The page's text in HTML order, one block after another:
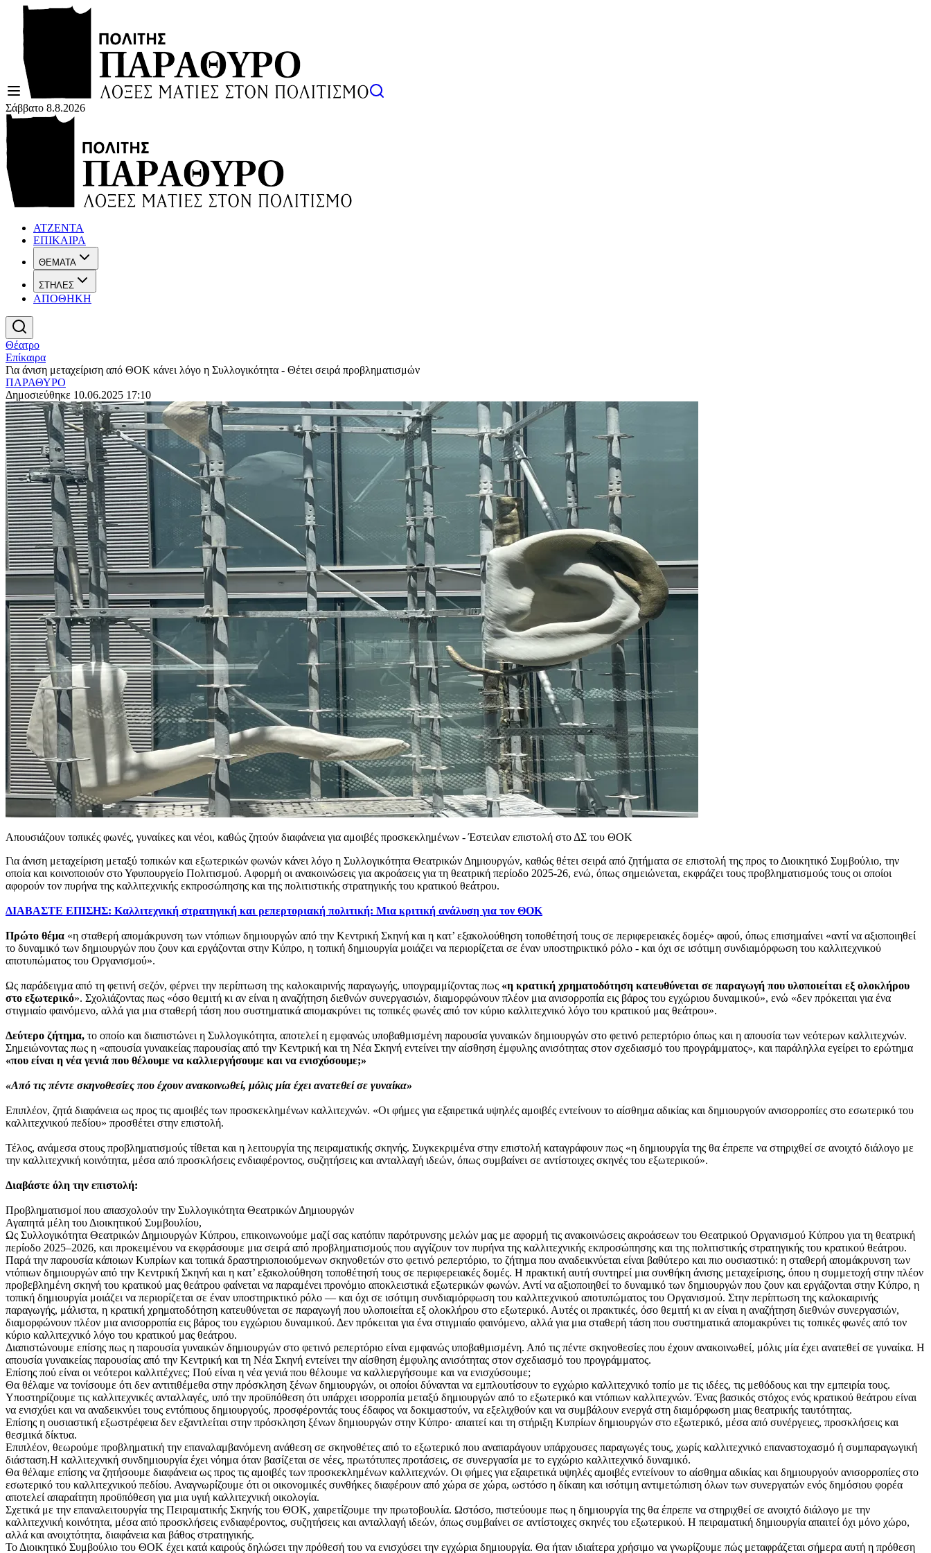
Σάββατο 8.8.2026
ΑΤΖΕΝΤΑ
ΕΠΙΚΑΙΡΑ
ΘΕΜΑΤΑ
ΣΤΗΛΕΣ
ΑΠΟΘΗΚΗ
Θέατρο
Επίκαιρα
Για άνιση μεταχείριση από ΘΟΚ κάνει λόγο η Συλλογικότητα - Θέτει σειρά προβληματισμών
ΠΑΡΑΘΥΡΟ
Δημοσιεύθηκε 10.06.2025 17:10
Απουσιάζουν τοπικές φωνές, γυναίκες και νέοι, καθώς ζητούν διαφάνεια για αμοιβές προσκεκλημένων - Έστειλαν επιστολή στο ΔΣ του ΘΟΚ
Για άνιση μεταχείριση μεταξύ τοπικών και εξωτερικών φωνών κάνει λόγο η Συλλογικότητα Θεατρικών Δημιουργών, καθώς θέτει σειρά από ζητήματα σε επιστολή της προς το Διοικητικό Συμβούλιο, την
οποία και κοινοποιούν στο Υφυπουργείο Πολιτισμού. Αφορμή οι ανακοινώσεις για ακροάσεις για τη θεατρική περίοδο 2025-26, ενώ, όπως σημειώνεται, εκφράζει τους προβληματισμούς τους οι οποίοι
αφορούν τον πυρήνα της καλλιτεχνικής εκπροσώπησης και της πολιτιστικής στρατηγικής του κρατικού θεάτρου.
ΔΙΑΒΑΣΤΕ ΕΠΙΣΗΣ: Καλλιτεχνική στρατηγική και ρεπερτοριακή πολιτική: Μια κριτική ανάλυση για τον ΘΟΚ
Πρώτο θέμα «η σταθερή απομάκρυνση των ντόπιων δημιουργών από την Κεντρική Σκηνή και η κατ’ εξακολούθηση τοποθέτησή τους σε περιφερειακές δομές» αφού, όπως επισημαίνει «αντί να αξιοποιηθεί
το δυναμικό των δημιουργών που ζουν και εργάζονται στην Κύπρο, η τοπική δημιουργία μοιάζει να περιορίζεται σε έναν υποστηρικτικό ρόλο - και όχι σε ισότιμη συνδιαμόρφωση του καλλιτεχνικού
αποτυπώματος του Οργανισμού».
Ως παράδειγμα από τη φετινή σεζόν, φέρνει την περίπτωση της καλοκαιρινής παραγωγής, υπογραμμίζοντας πως «η κρατική χρηματοδότηση κατευθύνεται σε παραγωγή που υλοποιείται εξ ολοκλήρου
στο εξωτερικό». Σχολιάζοντας πως «όσο θεμιτή κι αν είναι η αναζήτηση διεθνών συνεργασιών, διαμορφώνουν πλέον μια ανισορροπία εις βάρος του εγχώριου δυναμικού», ενώ «δεν πρόκειται για ένα
στιγμιαίο φαινόμενο, αλλά για μια σταθερή τάση που συστηματικά απομακρύνει τις τοπικές φωνές από τον κύριο καλλιτεχνικό λόγο του κρατικού μας θεάτρου».
Δεύτερο ζήτημα, το οποίο και διαπιστώνει η Συλλογικότητα, αποτελεί η εμφανώς υποβαθμισμένη παρουσία γυναικών δημιουργών στο φετινό ρεπερτόριο όπως και η απουσία των νεότερων καλλιτεχνών.
Σημειώνοντας πως η «απουσία γυναικείας παρουσίας από την Κεντρική και τη Νέα Σκηνή εντείνει την αίσθηση έμφυλης ανισότητας στον σχεδιασμό του προγράμματος», και παράληλλα εγείρει το ερώτημα
«που είναι η νέα γενιά που θέλουμε να καλλιεργήσουμε και να ενισχύσουμε;»
«Από τις πέντε σκηνοθεσίες που έχουν ανακοινωθεί, μόλις μία έχει ανατεθεί σε γυναίκα»
Επιπλέον, ζητά διαφάνεια ως προς τις αμοιβές των προσκεκλημένων καλλιτεχνών. «Οι φήμες για εξαιρετικά υψηλές αμοιβές εντείνουν το αίσθημα αδικίας και δημιουργούν ανισορροπίες στο εσωτερικό του
καλλιτεχνικού πεδίου» προσθέτει στην επιστολή.
Τέλος, ανάμεσα στους προβληματισμούς τίθεται και η λειτουργία της πειραματικής σκηνής. Συγκεκριμένα στην επιστολή καταγράφουν πως «η δημιουργία της θα έπρεπε να στηριχθεί σε ανοιχτό διάλογο με
την καλλιτεχνική κοινότητα, μέσα από προσκλήσεις ενδιαφέροντος, συζητήσεις και ανταλλαγή ιδεών, όπως συμβαίνει σε αντίστοιχες σκηνές του εξωτερικού».
Διαβάστε όλη την επιστολή:
Προβληματισμοί που απασχολούν την Συλλογικότητα Θεατρικών Δημιουργών
Αγαπητά μέλη του Διοικητικού Συμβουλίου,
Ως Συλλογικότητα Θεατρικών Δημιουργών Κύπρου, επικοινωνούμε μαζί σας κατόπιν παρότρυνσης μελών μας με αφορμή τις ανακοινώσεις ακροάσεων του Θεατρικού Οργανισμού Κύπρου για τη θεατρική
περίοδο 2025–2026, και προκειμένου να εκφράσουμε μια σειρά από προβληματισμούς που αγγίζουν τον πυρήνα της καλλιτεχνικής εκπροσώπησης και της πολιτιστικής στρατηγικής του κρατικού θεάτρου.
Παρά την παρουσία κάποιων Κυπρίων και τοπικά δραστηριοποιούμενων σκηνοθετών στο φετινό ρεπερτόριο, το ζήτημα που αναδεικνύεται είναι βαθύτερο και πιο ουσιαστικό: η σταθερή απομάκρυνση των
ντόπιων δημιουργών από την Κεντρική Σκηνή και η κατ’ εξακολούθηση τοποθέτησή τους σε περιφερειακές δομές. Η πρακτική αυτή συντηρεί μια συνθήκη άνισης μεταχείρισης, όπου η συμμετοχή στην πλέον
προβεβλημένη σκηνή του κρατικού μας θεάτρου φαίνεται να παραμένει προνόμιο αποκλειστικά εξωτερικών φωνών. Αντί να αξιοποιηθεί το δυναμικό των δημιουργών που ζουν και εργάζονται στην Κύπρο, η
τοπική δημιουργία μοιάζει να περιορίζεται σε έναν υποστηρικτικό ρόλο — και όχι σε ισότιμη συνδιαμόρφωση του καλλιτεχνικού αποτυπώματος του Οργανισμού. Στην περίπτωση της καλοκαιρινής
παραγωγής, μάλιστα, η κρατική χρηματοδότηση κατευθύνεται σε παραγωγή που υλοποιείται εξ ολοκλήρου στο εξωτερικό. Αυτές οι πρακτικές, όσο θεμιτή κι αν είναι η αναζήτηση διεθνών συνεργασιών,
διαμορφώνουν πλέον μια ανισορροπία εις βάρος του εγχώριου δυναμικού. Δεν πρόκειται για ένα στιγμιαίο φαινόμενο, αλλά για μια σταθερή τάση που συστηματικά απομακρύνει τις τοπικές φωνές από τον
κύριο καλλιτεχνικό λόγο του κρατικού μας θεάτρου.
Διαπιστώνουμε επίσης πως η παρουσία γυναικών δημιουργών στο φετινό ρεπερτόριο είναι εμφανώς υποβαθμισμένη. Από τις πέντε σκηνοθεσίες που έχουν ανακοινωθεί, μόλις μία έχει ανατεθεί σε γυναίκα. Η
απουσία γυναικείας παρουσίας από την Κεντρική και τη Νέα Σκηνή εντείνει την αίσθηση έμφυλης ανισότητας στον σχεδιασμό του προγράμματος.
Επίσης πού είναι οι νεότεροι καλλιτέχνες; Πού είναι η νέα γενιά που θέλουμε να καλλιεργήσουμε και να ενισχύσουμε;
Θα θέλαμε να τονίσουμε ότι δεν αντιτιθέμεθα στην πρόσκληση ξένων δημιουργών, οι οποίοι δύνανται να εμπλουτίσουν το εγχώριο καλλιτεχνικό τοπίο με τις ιδέες, τις μεθόδους και την εμπειρία τους.
Υποστηρίζουμε τις καλλιτεχνικές ανταλλαγές, υπό την προϋπόθεση ότι υπάρχει ισορροπία μεταξύ δημιουργών από το εξωτερικό και ντόπιων καλλιτεχνών. Ένας βασικός στόχος ενός κρατικού θεάτρου είναι
να ενισχύει και να αναδεικνύει τους εντόπιους δημιουργούς, προσφέροντάς τους έδαφος να δοκιμαστούν, να εξελιχθούν και να συμβάλουν ενεργά στη διαμόρφωση μιας θεατρικής ταυτότητας.
Επίσης η ουσιαστική εξωστρέφεια δεν εξαντλείται στην πρόσκληση ξένων δημιουργών στην Κύπρο· απαιτεί και τη στήριξη Κυπρίων δημιουργών στο εξωτερικό, μέσα από συνέργειες, προσκλήσεις και
θεσμικά δίκτυα.
Επιπλέον, θεωρούμε προβληματική την επαναλαμβανόμενη ανάθεση σε σκηνοθέτες από το εξωτερικό που αναπαράγουν υπάρχουσες παραγωγές τους, χωρίς καλλιτεχνικό επαναστοχασμό ή συμπαραγωγική
διάσταση.Η καλλιτεχνική συνδημιουργία έχει νόημα όταν βασίζεται σε νέες, πρωτότυπες προτάσεις, σε συνεργασία με το εγχώριο καλλιτεχνικό δυναμικό.
Θα θέλαμε επίσης να ζητήσουμε διαφάνεια ως προς τις αμοιβές των προσκεκλημένων καλλιτεχνών. Οι φήμες για εξαιρετικά υψηλές αμοιβές εντείνουν το αίσθημα αδικίας και δημιουργούν ανισορροπίες στο
εσωτερικό του καλλιτεχνικού πεδίου. Αναγνωρίζουμε ότι οι οικονομικές συνθήκες διαφέρουν από χώρα σε χώρα, ωστόσο η δίκαιη και ισότιμη αντιμετώπιση όλων των συνεργατών ενός δημόσιου φορέα
αποτελεί απαραίτητη προϋπόθεση για μια υγιή καλλιτεχνική οικολογία.
Σχετικά με την επαναλειτουργία της Πειραματικής Σκηνής του ΘΟΚ, χαιρετίζουμε την πρωτοβουλία. Ωστόσο, πιστεύουμε πως η δημιουργία της θα έπρεπε να στηριχθεί σε ανοιχτό διάλογο με την
καλλιτεχνική κοινότητα, μέσα από προσκλήσεις ενδιαφέροντος, συζητήσεις και ανταλλαγή ιδεών, όπως συμβαίνει σε αντίστοιχες σκηνές του εξωτερικού. Η πειραματική δημιουργία απαιτεί όχι μόνο χώρο,
αλλά και ανοιχτότητα, διαφάνεια και βάθος στρατηγικής.
Το Διοικητικό Συμβούλιο του ΘΟΚ έχει κατά καιρούς δηλώσει την πρόθεσή του να ενισχύσει την εγχώρια δημιουργία. Θα ήταν ιδιαίτερα χρήσιμο να γνωρίζουμε πώς μεταφράζεται σήμερα αυτή η πρόθεση